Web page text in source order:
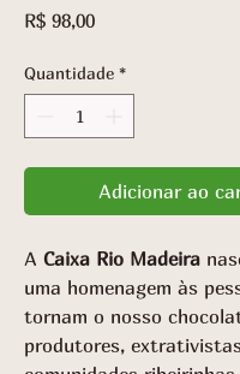
R$ 98,00Preço
Quantidade *
Adicionar ao
A Caixa Rio Madeira
uma homenagem às
tornam o nosso
produtores,